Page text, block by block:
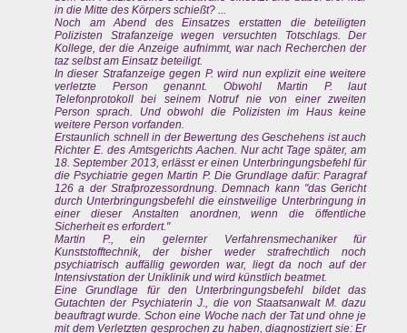
in die Mitte des Körpers schießt? ...
Noch am Abend des Einsatzes erstatten die beteiligten
Polizisten Strafanzeige wegen versuchten Totschlags. Der
Kollege, der die Anzeige aufnimmt, war nach Recherchen der
taz selbst am Einsatz beteiligt.
In dieser Strafanzeige gegen P. wird nun explizit eine weitere
verletzte Person genannt. Obwohl Martin P. laut
Telefonprotokoll bei seinem Notruf nie von einer zweiten
Person sprach. Und obwohl die Polizisten im Haus keine
weitere Person vorfanden.
Erstaunlich schnell in der Bewertung des Geschehens ist auch
Richter E. des Amtsgerichts Aachen. Nur acht Tage später, am
18. September 2013, erlässt er einen Unterbringungsbefehl für
die Psychiatrie gegen Martin P. Die Grundlage dafür: Paragraf
126 a der Strafprozessordnung. Demnach kann "das Gericht
durch Unterbringungsbefehl die einstweilige Unterbringung in
einer dieser Anstalten anordnen, wenn die öffentliche
Sicherheit es erfordert."
Martin P., ein gelernter Verfahrensmechaniker für
Kunststofftechnik, der bisher weder strafrechtlich noch
psychiatrisch auffällig geworden war, liegt da noch auf der
Intensivstation der Uniklinik und wird künstlich beatmet.
Eine Grundlage für den Unterbringungsbefehl bildet das
Gutachten der Psychiaterin J., die von Staatsanwalt M. dazu
beauftragt wurde. Schon eine Woche nach der Tat und ohne je
mit dem Verletzten gesprochen zu haben, diagnostiziert sie: Er